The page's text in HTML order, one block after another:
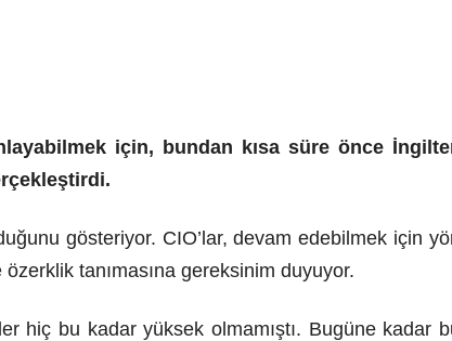
için, bundan kısa süre önce
gösteriyor. CIO’lar, devam edebilmek için
tanımasına gereksinim duyuyor.
hiç bu kadar yüksek olmamıştı. Bugüne kadar